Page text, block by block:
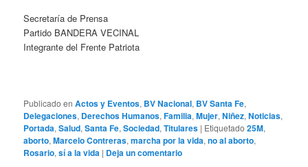
Secretaría de Prensa
Partido BANDERA VECINAL
Integrante del Frente Patriota
Publicado en Actos y Eventos, BV Nacional, BV Santa Fe,
Delegaciones, Derechos Humanos,Familia,Mujer,Niñez,Noticias,
Portada,Salud,Santa Fe,Sociedad,Titulares | Etiquetado 25M,
aborto,Marcelo Contreras,marcha por la vida,no al aborto,
Rosario,sí a la vida | Deja un comentario